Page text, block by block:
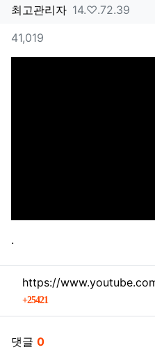
작성자 정보
최고관리자작성
14.♡.72.39
컨텐츠 정보
41,019
.
관련자료
https://
25421
댓글 0